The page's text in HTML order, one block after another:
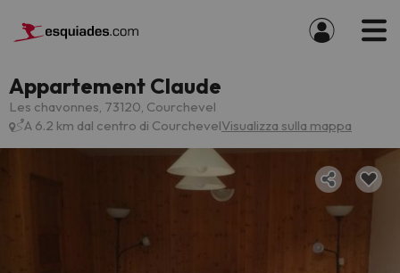
Appartement Claude
Les chavonnes, 73120, Courchevel
A 6.2 km dal centro di CourchevelVisualizza sulla mappa